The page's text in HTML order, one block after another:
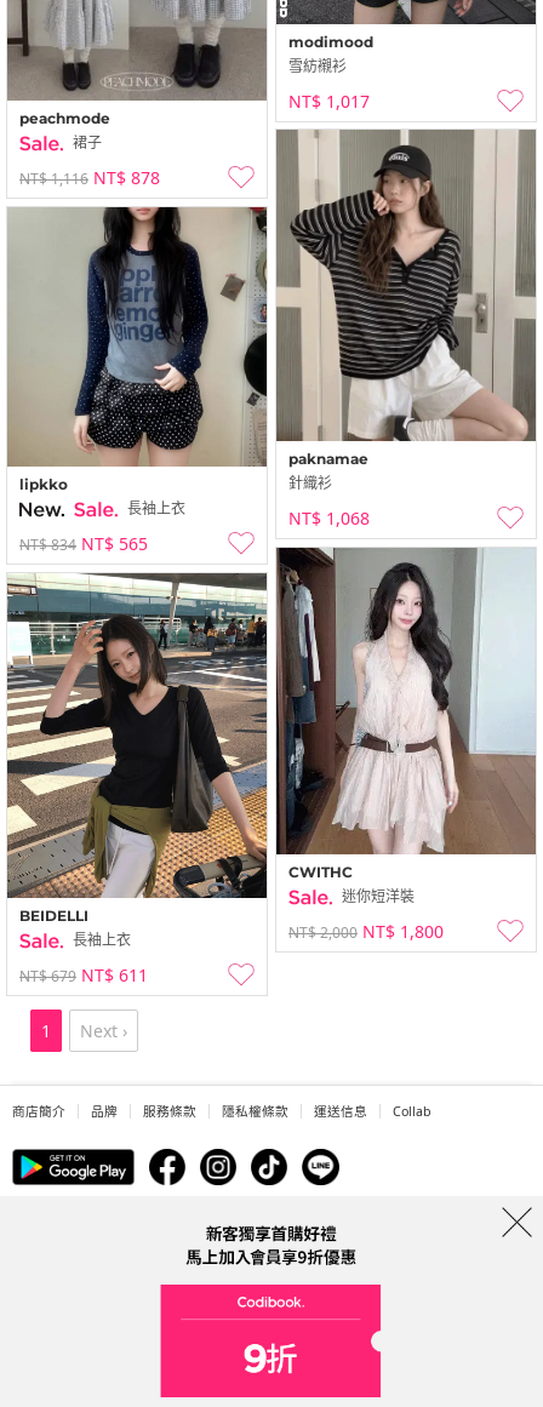
modimood
雪紡襯衫
NT$ 1,017
peachmode
裙子
NT$ 1,116 NT$ 878
paknamae
針織衫
NT$ 1,068
lipkko
長袖上衣
NT$ 834 NT$ 565
CWITHC
迷你短洋裝
NT$ 2,000 NT$ 1,800
BEIDELLI
長袖上衣
NT$ 679 NT$ 611
1 Next ›
商店簡介 品牌 服務條款 隱私權條款 運送信息 Collab
Tel: 0225311949 (Taiwan) Email: help@codibook.net
公司名稱: 韓商槐點科技有限公司